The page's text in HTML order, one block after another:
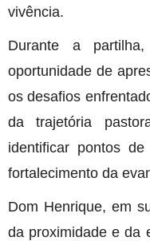
vivência.
Durante a
oportunidade de
os desafios
da trajetória
identificar pontos
fortalecimento da
Dom Henrique, em
da proximidade e da